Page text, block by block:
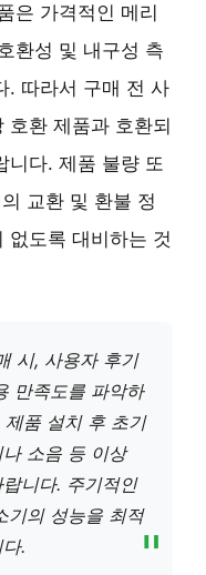
은 가격적인 메리
환성 및 내구성 측
. 따라서 구매 전 사
호환 제품과 호환되
니다. 제품 불량 또
교환 및 환불 정
없도록 대비하는 것
시, 사용자 후기
만족도를 파악하
품 설치 후 초기
소음 등 이상
니다. 주기적인
기의 성능을 최적
.